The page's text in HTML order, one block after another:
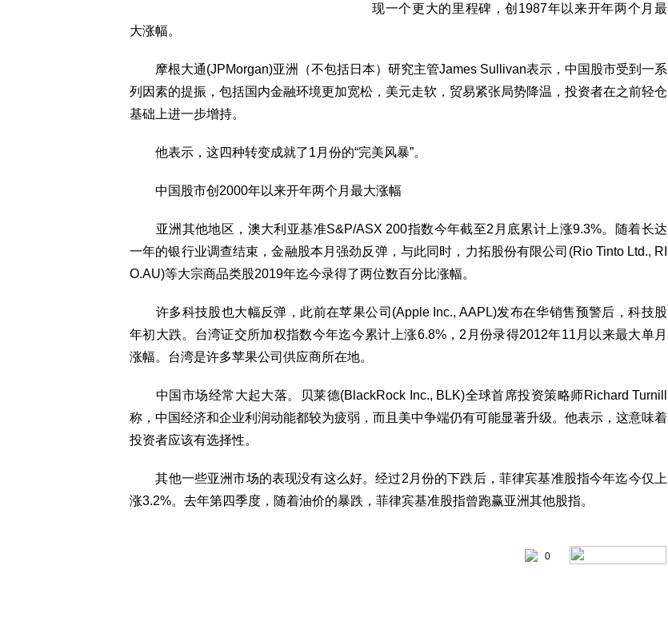
现一个更大的里程碑，创1987年以来开年两个月最
大涨幅。
摩根大通(JPMorgan)亚洲（不包括日本）研究主管James Sullivan表示，中国股市受到一系
列因素的提振，包括国内金融环境更加宽松，美元走软，贸易紧张局势降温，投资者在之前轻仓
基础上进一步增持。
他表示，这四种转变成就了1月份的“完美风暴”。
中国股市创2000年以来开年两个月最大涨幅
亚洲其他地区，澳大利亚基准S&P/ASX 200指数今年截至2月底累计上涨9.3%。随着长达
一年的银行业调查结束，金融股本月强劲反弹，与此同时，力拓股份有限公司(Rio Tinto Ltd., RI
O.AU)等大宗商品类股2019年迄今录得了两位数百分比涨幅。
许多科技股也大幅反弹，此前在苹果公司(Apple Inc., AAPL)发布在华销售预警后，科技股
年初大跌。台湾证交所加权指数今年迄今累计上涨6.8%，2月份录得2012年11月以来最大单月
涨幅。台湾是许多苹果公司供应商所在地。
中国市场经常大起大落。贝莱德(BlackRock Inc., BLK)全球首席投资策略师Richard Turnill
称，中国经济和企业利润动能都较为疲弱，而且美中争端仍有可能显著升级。他表示，这意味着
投资者应该有选择性。
其他一些亚洲市场的表现没有这么好。经过2月份的下跌后，菲律宾基准股指今年迄今仅上
涨3.2%。去年第四季度，随着油价的暴跌，菲律宾基准股指曾跑赢亚洲其他股指。
0